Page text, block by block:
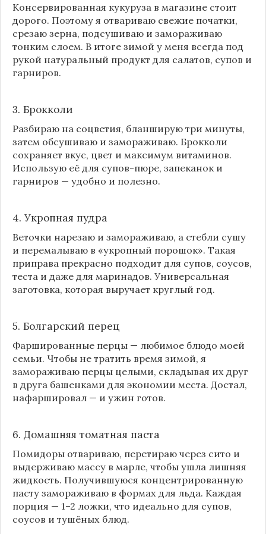
Консервированная кукуруза в магазине стоит
дорого. Поэтому я отвариваю свежие початки,
срезаю зерна, подсушиваю и замораживаю
тонким слоем. В итоге зимой у меня всегда под
рукой натуральный продукт для салатов, супов и
гарниров.
3. Брокколи
Разбираю на соцветия, бланширую три минуты,
затем обсушиваю и замораживаю. Брокколи
сохраняет вкус, цвет и максимум витаминов.
Использую её для супов-пюре, запеканок и
гарниров — удобно и полезно.
4. Укропная пудра
Веточки нарезаю и замораживаю, а стебли сушу
и перемалываю в «укропный порошок». Такая
приправа прекрасно подходит для супов, соусов,
теста и даже для маринадов. Универсальная
заготовка, которая выручает круглый год.
5. Болгарский перец
Фаршированные перцы — любимое блюдо моей
семьи. Чтобы не тратить время зимой, я
замораживаю перцы целыми, складывая их друг
в друга башенками для экономии места. Достал,
нафаршировал — и ужин готов.
6. Домашняя томатная паста
Помидоры отвариваю, перетираю через сито и
выдерживаю массу в марле, чтобы ушла лишняя
жидкость. Получившуюся концентрированную
пасту замораживаю в формах для льда. Каждая
порция — 1–2 ложки, что идеально для супов,
соусов и тушёных блюд.